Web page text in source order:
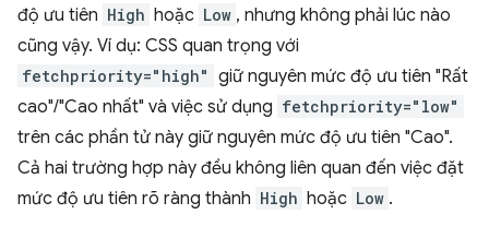
độ ưu tiên High hoặc Low , nhưng không phải lúc nào
cũng vậy. Ví dụ: CSS quan trọng với
fetchpriority="high" giữ nguyên mức độ ưu tiên "Rất
cao"/"Cao nhất" và việc sử dụng fetchpriority="low"
trên các phần tử này giữ nguyên mức độ ưu tiên "Cao".
Cả hai trường hợp này đều không liên quan đến việc đặt
mức độ ưu tiên rõ ràng thành High hoặc Low .